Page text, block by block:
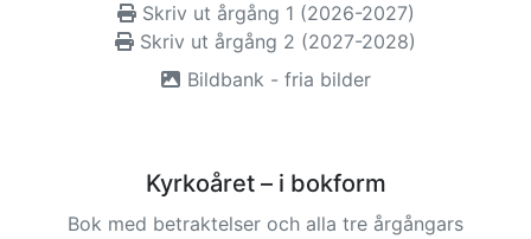
Skriv ut årgång 1 (2026-2027)
Skriv ut årgång 2 (2027-2028)
Bildbank - fria bilder
Kyrkoåret – i bokform
Bok med betraktelser och alla tre årgångars